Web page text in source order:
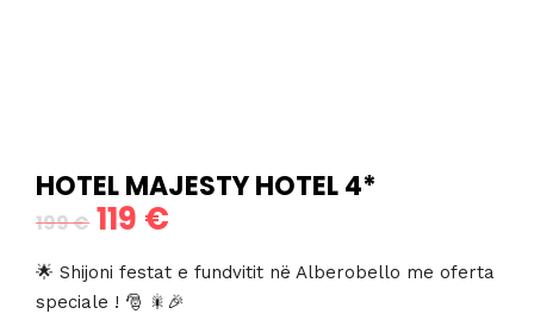
HOTEL MAJESTY HOTEL 4*
199€ Çmimi
origjinal
qe:
119 €
tanishëm
🌟 Shijoni festat e fundvitit në Alberobello me oferta
speciale ! 🎅 🎇🎉